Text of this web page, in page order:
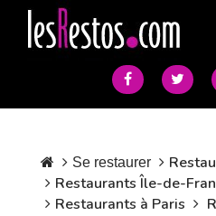
Se restaurer
Restaurants Île-de-
Restaurants à Paris